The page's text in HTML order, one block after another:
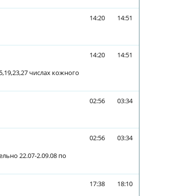
14:20 14:51
числах кожного
14:20 14:51
02:56 03:34
22.07-2.09.08 по
02:56 03:34
17:38 18:10